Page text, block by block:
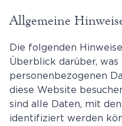
Allgemeine
Die folgenden
Überblick darüber,
personenbezogenen
diese Website
sind alle Daten, mit
identifiziert werden